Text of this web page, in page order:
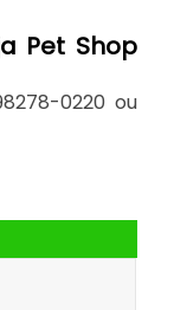
Pet Shop
0220 ou